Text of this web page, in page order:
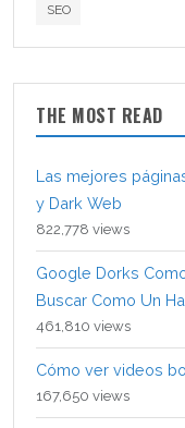
SEO
THE MOST READ
Las mejores
y Dark Web
822,778 views
Google Dorks
Buscar Como Un
461,810 views
Cómo ver videos
167,650 views